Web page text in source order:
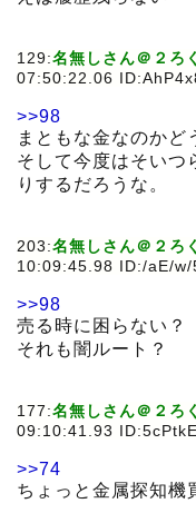
129:名無しさん＠２ろ
07:50:22.06
>>98
まともな金なのかど
そして今度はそいつ
りするだろうな。
203:名無しさん＠２ろ
10:09:45.98 ID:/aE/w/
>>98
売る時に困らない？
それも闇ルート？
177:名無しさん＠２ろ
09:10:41.93
>>74
ちょっと金属探知機